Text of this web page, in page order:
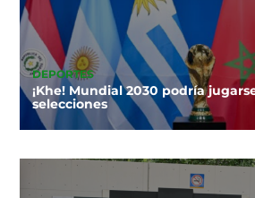
DEPORTES
¡Khe! Mundial 2030 podría
selecciones